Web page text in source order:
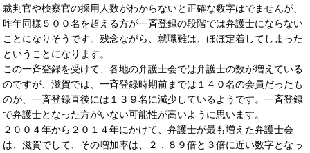
裁判官や検察官の採用人数がわからないと正確な数字はでませんが、
昨年同様５００名を超える方が一斉登録の段階では弁護士にならない
ことになりそうです。残念ながら、就職難は、ほぼ定着してしまった
ということになります。
この一斉登録を受けて、各地の弁護士会では弁護士の数が増えている
のですが、滋賀では、一斉登録時期前までは１４０名の会員だったも
のが、一斉登録直後には１３９名に減少しているようです。一斉登録
で弁護士となった方がいない可能性が高いように思います。
２００４年から２０１４年にかけて、弁護士が最も増えた弁護士会
は、滋賀でして、その増加率は、２．８９倍と３倍に近い数字となっ